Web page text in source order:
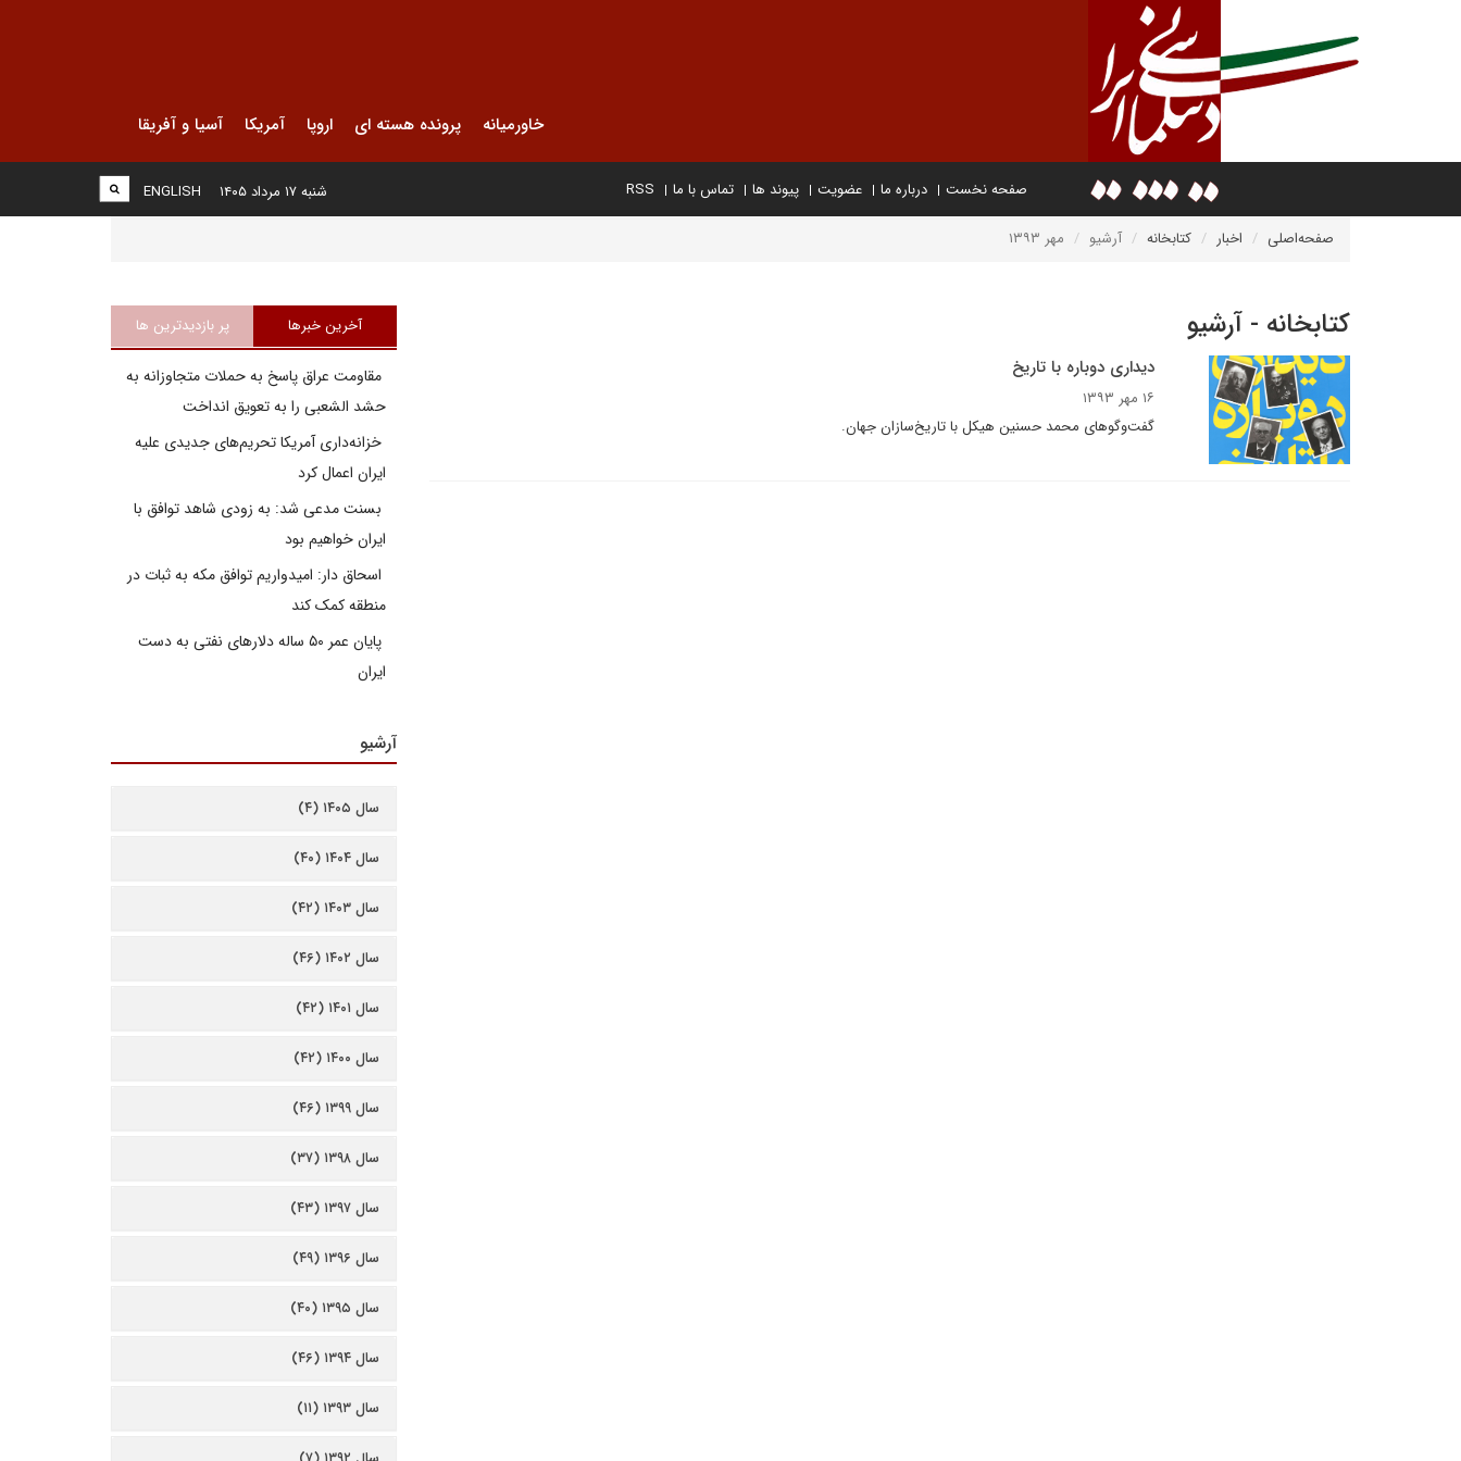
خاورمیانه پرونده هسته ای اروپا آمریکا آسیا و آفریقا
صفحه نخست درباره ما عضویت پیوند ها تماس با ما RSS
ENGLISH شنبه ۱۷ مرداد ۱۴۰۵
صفحه‌اصلی اخبار کتابخانه آرشیو مهر ۱۳۹۳
کتابخانه - آرشیو
دیداری دوباره با تاریخ
۱۶ مهر ۱۳۹۳
گفت‌وگوهای محمد حسنین هیکل با تاریخ‌سازان جهان.
آخرین خبرها پر بازدیدترین ها
مقاومت عراق پاسخ به حملات متجاوزانه به
حشد الشعبی را به تعویق انداخت
خزانه‌داری آمریکا تحریم‌های جدیدی علیه
ایران اعمال کرد
بسنت مدعی شد: به زودی شاهد توافق با
ایران خواهیم بود
اسحاق دار: امیدواریم توافق مکه به ثبات در
منطقه کمک کند
پایان عمر ۵۰ ساله دلارهای نفتی به دست
ایران
آرشیو
سال ۱۴۰۵ (۴)
سال ۱۴۰۴ (۴۰)
سال ۱۴۰۳ (۴۲)
سال ۱۴۰۲ (۴۶)
سال ۱۴۰۱ (۴۲)
سال ۱۴۰۰ (۴۲)
سال ۱۳۹۹ (۴۶)
سال ۱۳۹۸ (۳۷)
سال ۱۳۹۷ (۴۳)
سال ۱۳۹۶ (۴۹)
سال ۱۳۹۵ (۴۰)
سال ۱۳۹۴ (۴۶)
سال ۱۳۹۳ (۱۱)